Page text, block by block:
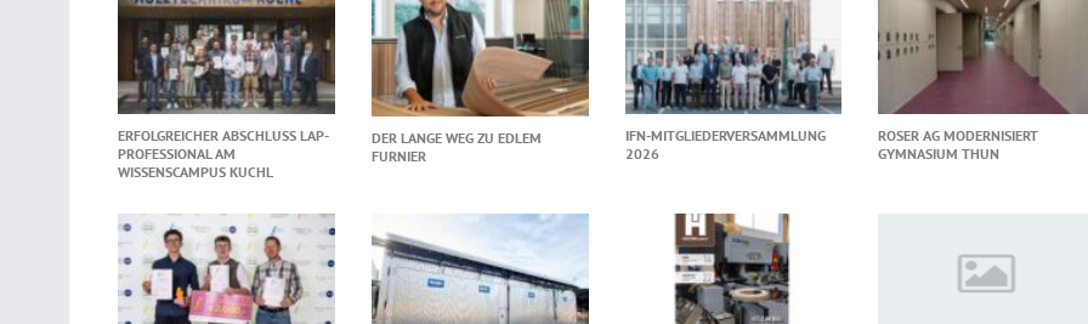
ERFOLGREICHER ABSCHLUSS LAP-
PROFESSIONAL AM
WISSENSCAMPUS KUCHL
DER LANGE WEG ZU EDLEM
FURNIER
IFN-MITGLIEDERVERSAMMLUNG
2026
ROSER AG MODERNISIERT
GYMNASIUM THUN